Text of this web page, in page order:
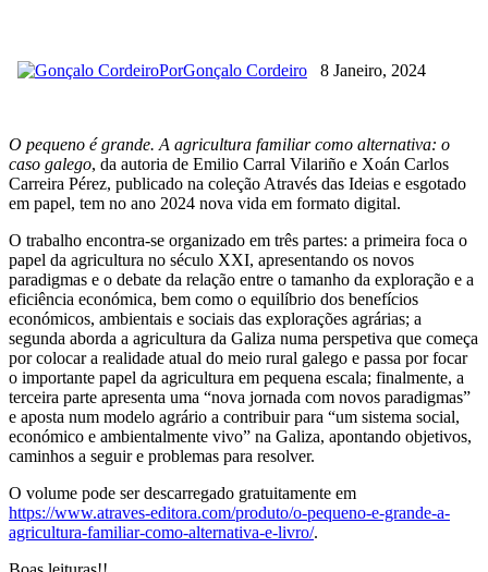
PorGonçalo Cordeiro 8 Janeiro, 2024
O pequeno é grande. A agricultura familiar como alternativa: o
caso galego, da autoria de Emilio Carral Vilariño e Xoán Carlos
Carreira Pérez, publicado na coleção Através das Ideias e esgotado
em papel, tem no ano 2024 nova vida em formato digital.
O trabalho encontra-se organizado em três partes: a primeira foca o
papel da agricultura no século XXI, apresentando os novos
paradigmas e o debate da relação entre o tamanho da exploração e a
eficiência económica, bem como o equilíbrio dos benefícios
económicos, ambientais e sociais das explorações agrárias; a
segunda aborda a agricultura da Galiza numa perspetiva que começa
por colocar a realidade atual do meio rural galego e passa por focar
o importante papel da agricultura em pequena escala; finalmente, a
terceira parte apresenta uma “nova jornada com novos paradigmas”
e aposta num modelo agrário a contribuir para “um sistema social,
económico e ambientalmente vivo” na Galiza, apontando objetivos,
caminhos a seguir e problemas para resolver.
O volume pode ser descarregado gratuitamente em
https://www.atraves-editora.com/produto/o-pequeno-e-grande-a-
agricultura-familiar-como-alternativa-e-livro/.